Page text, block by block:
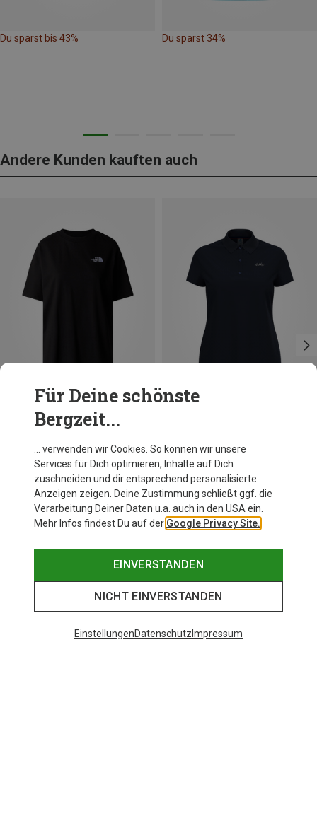
Du sparst bis 43% Du sparst 34%
Andere Kunden kauften auch
Du sparst 29%
Für Deine schönste
Bergzeit...
… verwenden wir Cookies. So können wir unsere
Services für Dich optimieren, Inhalte auf Dich
zuschneiden und dir entsprechend personalisierte
Anzeigen zeigen. Deine Zustimmung schließt ggf. die
Verarbeitung Deiner Daten u.a. auch in den USA ein.
Mehr Infos findest Du auf der Google Privacy Site.
EINVERSTANDEN
NICHT EINVERSTANDEN
EinstellungenDatenschutz Impressum